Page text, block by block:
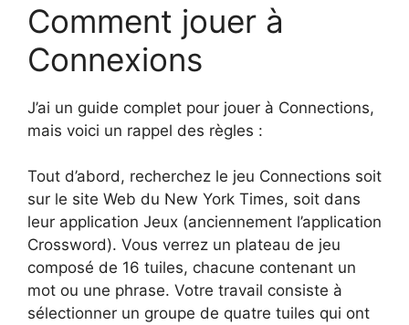
Comment jouer à
Connexions
J’ai un guide complet pour jouer à Connections,
mais voici un rappel des règles :
Tout d’abord, recherchez le jeu Connections soit
sur le site Web du New York Times, soit dans
leur application Jeux (anciennement l’application
Crossword). Vous verrez un plateau de jeu
composé de 16 tuiles, chacune contenant un
mot ou une phrase. Votre travail consiste à
sélectionner un groupe de quatre tuiles qui ont